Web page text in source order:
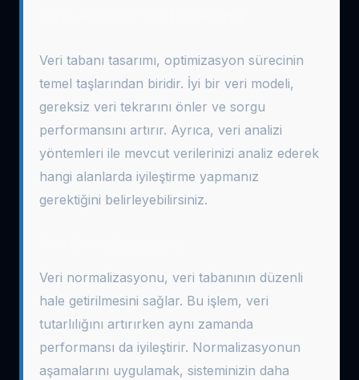
Veri tabanı tasarımı, optimizasyon sürecinin
temel taşlarından biridir. İyi bir veri modeli,
gereksiz veri tekrarını önler ve sorgu
performansını artırır. Ayrıca, veri analizi
yöntemleri ile mevcut verilerinizi analiz ederek
hangi alanlarda iyileştirme yapmanız
gerektiğini belirleyebilirsiniz.
Veri normalizasyonu, veri tabanının düzenli
hale getirilmesini sağlar. Bu işlem, veri
tutarlılığını artırırken aynı zamanda
performansı da iyileştirir. Normalizasyonun
aşamalarını uygulamak, sisteminizin daha